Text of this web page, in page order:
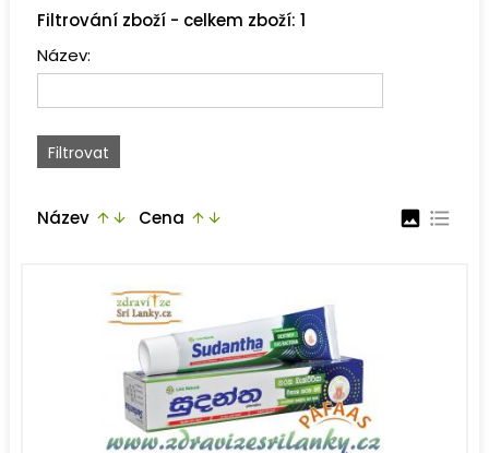
Filtrování zboží - celkem zboží: 1
Název:
Název arrow_upward arrow_downward Cena arrow_upward arrow_downward image format_list_bulleted